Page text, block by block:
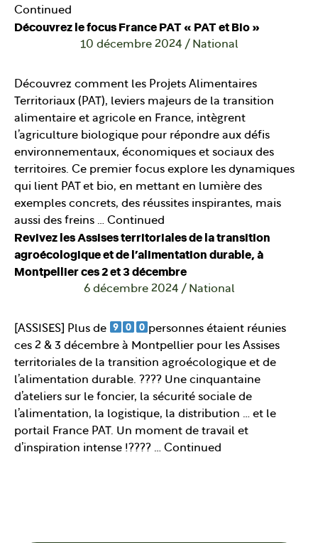
Continued
Découvrez le focus France PAT « PAT et Bio »
10 décembre 2024 / National
Découvrez comment les Projets Alimentaires
Territoriaux (PAT), leviers majeurs de la transition
alimentaire et agricole en France, intègrent
l’agriculture biologique pour répondre aux défis
environnementaux, économiques et sociaux des
territoires. Ce premier focus explore les dynamiques
qui lient PAT et bio, en mettant en lumière des
exemples concrets, des réussites inspirantes, mais
aussi des freins … Continued
Revivez les Assises territoriales de la transition
agroécologique et de l’alimentation durable, à
Montpellier ces 2 et 3 décembre
6 décembre 2024 / National
[ASSISES] Plus de
personnes étaient réunies
ces 2 & 3 décembre à Montpellier pour les Assises
territoriales de la transition agroécologique et de
l’alimentation durable. ???? Une cinquantaine
d’ateliers sur le foncier, la sécurité sociale de
l’alimentation, la logistique, la distribution … et le
portail France PAT. Un moment de travail et
d’inspiration intense !???? … Continued